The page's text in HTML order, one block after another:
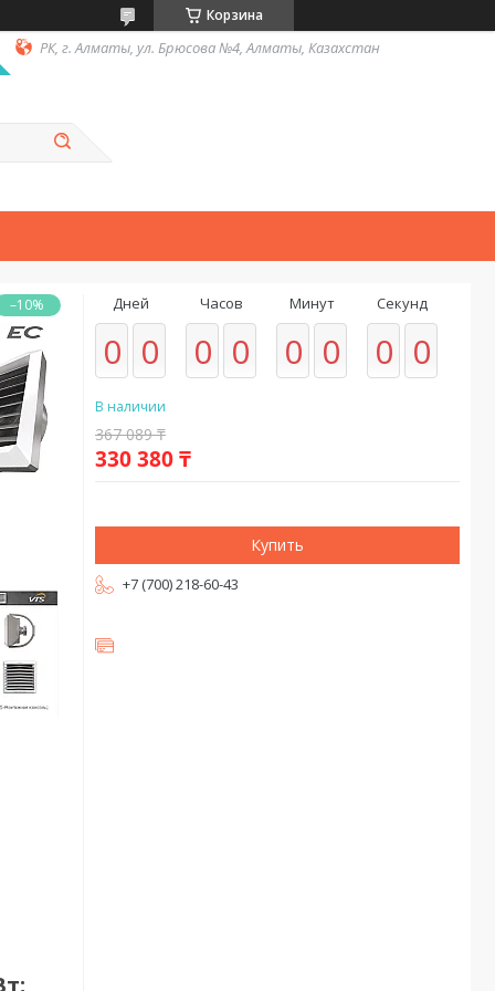
Корзина
РК, г. Алматы, ул. Брюсова №4, Алматы, Казахстан
–10% Дней
0 0
Часов
0 0
Минут
0 0
Секунд
0 0
В наличии
367 089 ₸
330 380 ₸
Купить
+7 (700) 218-60-43